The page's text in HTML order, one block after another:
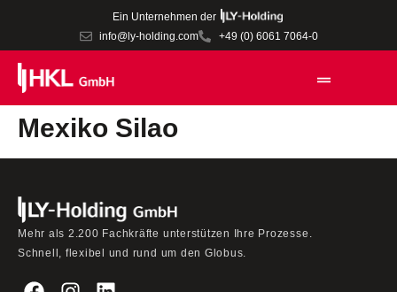
Ein Unternehmen der
info@ly-holding.com
+49 (0) 6061 7064-0
Mexiko Silao
Mehr als 2.200 Fachkräfte unterstützen Ihre Prozesse.
Schnell, flexibel und rund um den Globus.